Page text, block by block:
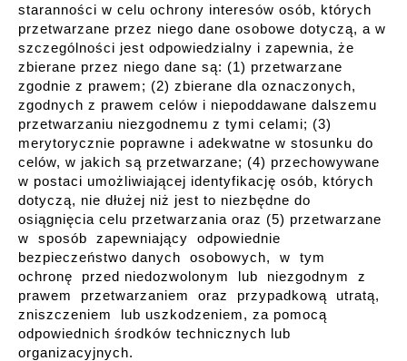
staranności w celu ochrony interesów osób, których
przetwarzane przez niego dane osobowe dotyczą, a w
szczególności jest odpowiedzialny i zapewnia, że
zbierane przez niego dane są: (1) przetwarzane
zgodnie z prawem; (2) zbierane dla oznaczonych,
zgodnych z prawem celów i niepoddawane dalszemu
przetwarzaniu niezgodnemu z tymi celami; (3)
merytorycznie poprawne i adekwatne w stosunku do
celów, w jakich są przetwarzane; (4) przechowywane
w postaci umożliwiającej identyfikację osób, których
dotyczą, nie dłużej niż jest to niezbędne do
osiągnięcia celu przetwarzania oraz (5) przetwarzane
w sposób zapewniający odpowiednie
bezpieczeństwo danych osobowych, w tym
ochronę przed niedozwolonym lub niezgodnym z
prawem przetwarzaniem oraz przypadkową utratą,
zniszczeniem lub uszkodzeniem, za pomocą
odpowiednich środków technicznych lub
organizacyjnych.